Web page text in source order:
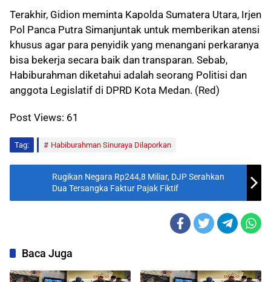
Terakhir, Gidion meminta Kapolda Sumatera Utara, Irjen
Pol Panca Putra Simanjuntak untuk memberikan atensi
khusus agar para penyidik yang menangani perkaranya
bisa bekerja secara baik dan transparan. Sebab,
Habiburahman diketahui adalah seorang Politisi dan
anggota Legislatif di DPRD Kota Medan. (Red)
Post Views: 61
Tag: Habiburahman Sinuraya Dilaporkan
Rugikan Negara Rp244,8 Miliar, DJP Serahkan
Dua Tersangka Faktur Pajak Fiktif
Baca Juga